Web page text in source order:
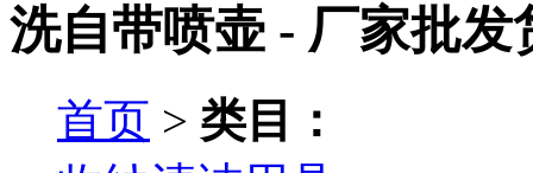
洗自带喷壶 - 厂家批发
首页 > 类目：